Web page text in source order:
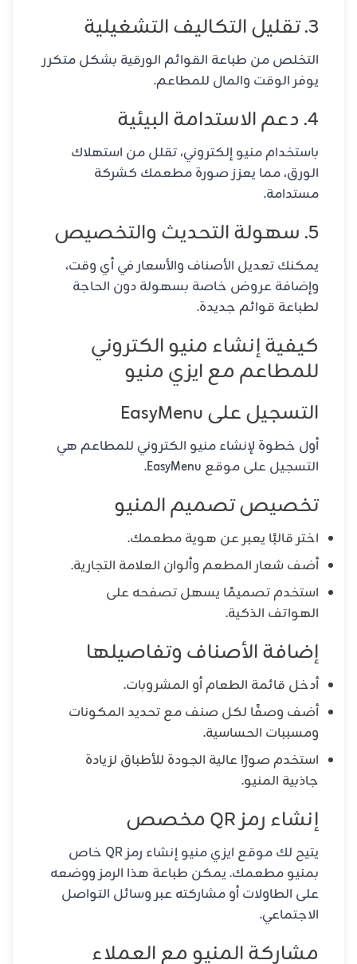
3. تقليل التكاليف التشغيلية
التخلص من طباعة القوائم الورقية بشكل متكرر
يوفر الوقت والمال للمطاعم.
4. دعم الاستدامة البيئية
باستخدام منيو إلكتروني، تقلل من استهلاك
الورق، مما يعزز صورة مطعمك كشركة
مستدامة.
5. سهولة التحديث والتخصيص
يمكنك تعديل الأصناف والأسعار في أي وقت،
وإضافة عروض خاصة بسهولة دون الحاجة
لطباعة قوائم جديدة.
كيفية إنشاء منيو الكتروني
للمطاعم مع ايزي منيو
التسجيل على EasyMenu
أول خطوة لإنشاء منيو الكتروني للمطاعم هي
التسجيل على موقع EasyMenu.
تخصيص تصميم المنيو
اختر قالبًا يعبر عن هوية مطعمك.
أضف شعار المطعم وألوان العلامة التجارية.
استخدم تصميمًا يسهل تصفحه على
الهواتف الذكية.
إضافة الأصناف وتفاصيلها
أدخل قائمة الطعام أو المشروبات.
أضف وصفًا لكل صنف مع تحديد المكونات
ومسببات الحساسية.
استخدم صورًا عالية الجودة للأطباق لزيادة
جاذبية المنيو.
إنشاء رمز QR مخصص
يتيح لك موقع ايزي منيو إنشاء رمز QR خاص
بمنيو مطعمك. يمكن طباعة هذا الرمز ووضعه
على الطاولات أو مشاركته عبر وسائل التواصل
الاجتماعي.
مشاركة المنيو مع العملاء